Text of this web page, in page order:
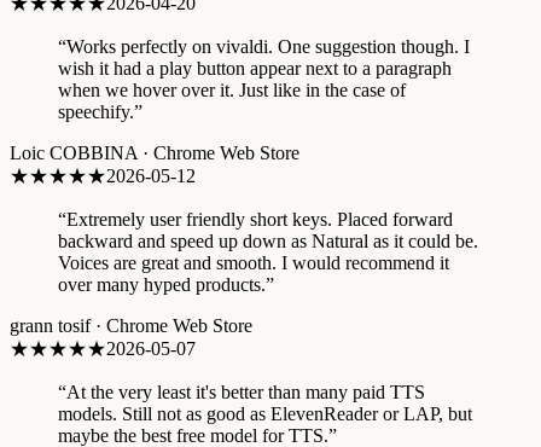
“Works perfectly on vivaldi. One suggestion though. I
wish it had a play button appear next to a paragraph
when we hover over it. Just like in the case of
speechify.”
Loic COBBINA · Chrome Web Store
★★★★★2026-05-12
“Extremely user friendly short keys. Placed forward
backward and speed up down as Natural as it could be.
Voices are great and smooth. I would recommend it
over many hyped products.”
grann tosif· Chrome Web Store
★★★★★2026-05-07
“At the very least it's better than many paid TTS
models. Still not as good as ElevenReader or LAP, but
maybe the best free model for TTS.”